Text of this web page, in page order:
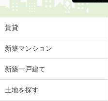
賃貸
新築マンション
新築一戸建て
土地を探す